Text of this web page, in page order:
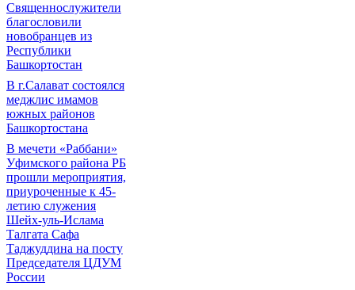
Священнослужители
благословили
новобранцев из
Республики
Башкортостан
В г.Салават состоялся
меджлис имамов
южных районов
Башкортостана
В мечети «Раббани»
Уфимского района РБ
прошли мероприятия,
приуроченные к 45-
летию служения
Шейх-уль-Ислама
Талгата Сафа
Таджуддина на посту
Председателя ЦДУМ
России